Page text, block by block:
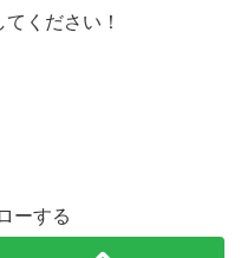
ください！
ーする